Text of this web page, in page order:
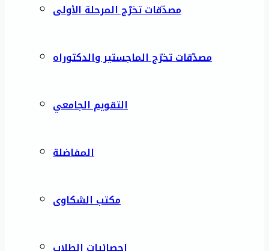
مصدّقات تخرّج المرحلة الأولى
مصدّقات تخرّج الماجستير والدكتوراه
التقويم الجامعي
المفاضلة
مكتب الشكاوى